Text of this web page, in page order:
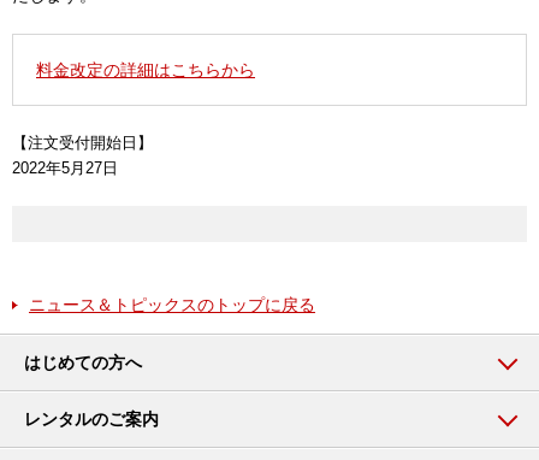
料金改定の詳細はこちらから
【注文受付開始日】
2022年5月27日
ニュース＆トピックスのトップに戻る
はじめての方へ
レンタルのご案内